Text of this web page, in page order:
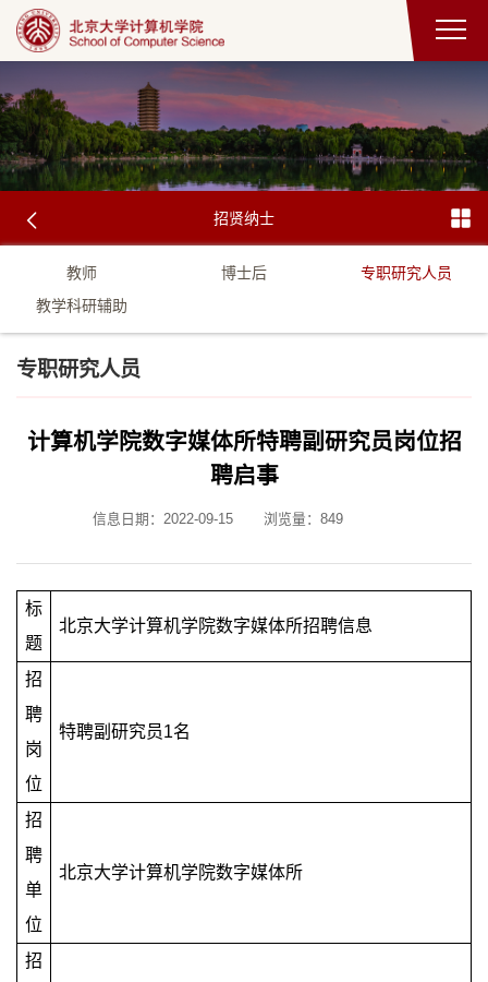
招贤纳士
教师 博士后
专职研究人员
教学科研辅助
专职研究人员
计算机学院数字媒体所特聘副研究员岗位招
聘启事
信息日期：2022-09-15 浏览量： 849
标
题
北京大学计算机学院数字媒体所招聘信息
招
聘
岗
位
特聘副研究员1名
招
聘
单
位
北京大学计算机学院数字媒体所
招